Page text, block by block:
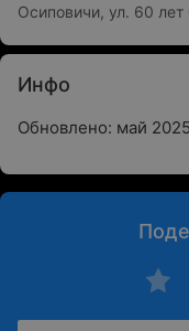
Осиповичи, ул. 60
Инфо
Обновлено: май 2025